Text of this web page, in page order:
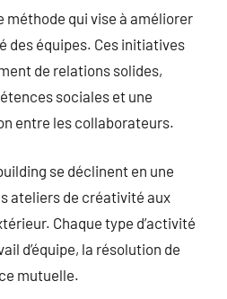
méthode qui vise à améliorer
des équipes. Ces initiatives
de relations solides,
sociales et une
entre les collaborateurs.
se déclinent en une
ateliers de créativité aux
Chaque type d’activité
d’équipe, la résolution de
mutuelle.